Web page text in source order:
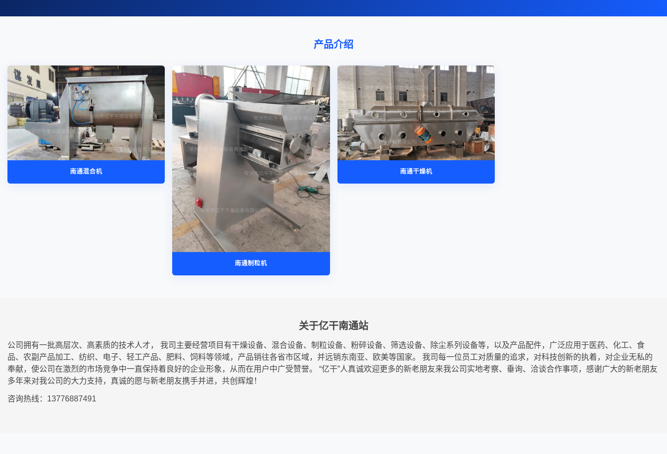
产品介绍
南通混合机
南通制粒机
南通干燥机
关于亿干南通站
公司拥有一批高层次、高素质的技术人才， 我司主要经营项目有干燥设备、混合设备、制粒设备、粉碎设备、筛选设备、除尘系列设备等，以及产品配件，广泛应用于医药、化工、食
品、农副产品加工、纺织、电子、轻工产品、肥料、饲料等领域，产品销往各省市区域，并远销东南亚、欧美等国家。 我司每一位员工对质量的追求，对科技创新的执着，对企业无私的
奉献，使公司在激烈的市场竞争中一直保持着良好的企业形象，从而在用户中广受赞誉。 “亿干”人真诚欢迎更多的新老朋友来我公司实地考察、垂询、洽谈合作事项，感谢广大的新老朋友
多年来对我公司的大力支持，真诚的愿与新老朋友携手并进，共创辉煌！
咨询热线：13776887491